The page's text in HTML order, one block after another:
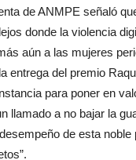
de ANMPE señaló
donde la violencia
aún a las mujeres
entrega del premio
para poner en
llamado a no bajar la
de esta noble